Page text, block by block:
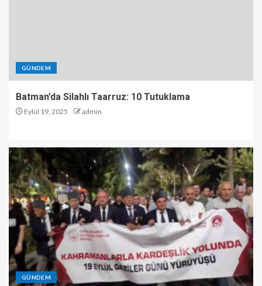
GÜNDEM
Batman’da Silahlı Taarruz: 10 Tutuklama
Eylül 19, 2025 admin
GÜNDEM